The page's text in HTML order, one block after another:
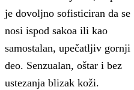
je dovoljno sofisticiran da se
nosi ispod sakoa ili kao
samostalan, upečatljiv gornji
deo. Senzualan, oštar i bez
ustezanja blizak koži.